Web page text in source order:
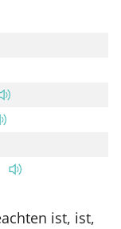
ist, ist,